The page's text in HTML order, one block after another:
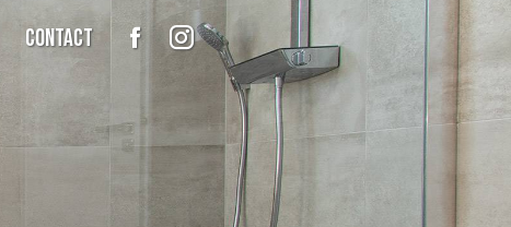
Contact